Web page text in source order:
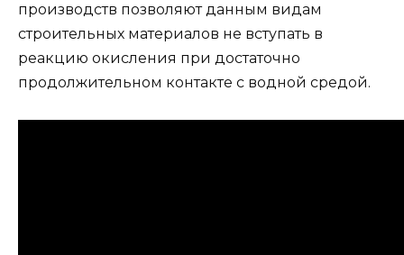
производств позволяют данным видам
строительных материалов не вступать в
реакцию окисления при достаточно
продолжительном контакте с водной средой.